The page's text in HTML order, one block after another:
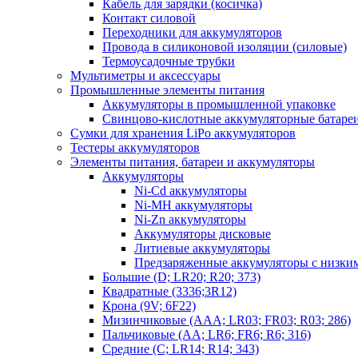
Кабель для зарядки (косичка)
Контакт силовой
Переходники для аккумуляторов
Провода в силиконовой изоляции (силовые)
Термоусадочные трубки
Мультиметры и аксессуары
Промышленные элементы питания
Аккумуляторы в промышленной упаковке
Свинцово-кислотные аккумуляторные
Сумки для хранения LiPo аккумуляторов
Тестеры аккумуляторов
Элементы питания, батареи и аккумуляторы
Аккумуляторы
Ni-Cd аккумуляторы
Ni-MH аккумуляторы
Ni-Zn аккумуляторы
Аккумуляторы дисковые
Литиевые аккумуляторы
Предзаряженные аккумуляторы с
Большие (D; LR20; R20; 373)
Квадратные (3336;3R12)
Крона (9V; 6F22)
Мизинчиковые (AAA; LR03; FR03; R03; 286)
Пальчиковые (AA; LR6; FR6; R6; 316)
Средние (C; LR14; R14; 343)